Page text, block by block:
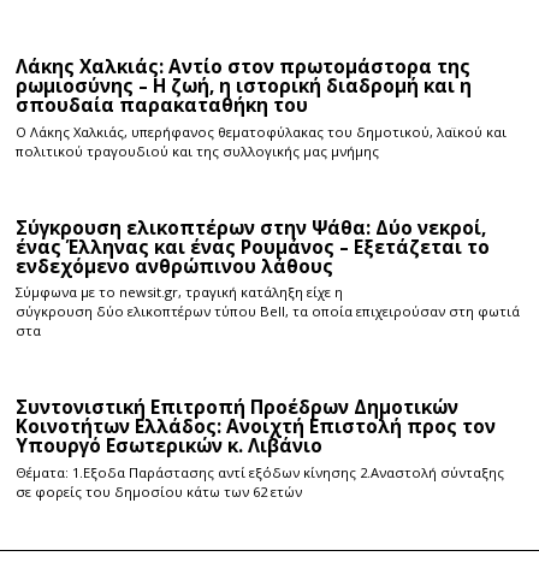
Λάκης Χαλκιάς: Αντίο στον πρωτομάστορα της
ρωμιοσύνης – Η ζωή, η ιστορική διαδρομή και η
σπουδαία παρακαταθήκη του
Ο Λάκης Χαλκιάς, υπερήφανος θεματοφύλακας του δημοτικού, λαϊκού και
πολιτικού τραγουδιού και της συλλογικής μας μνήμης
Σύγκρουση ελικοπτέρων στην Ψάθα: Δύο νεκροί,
ένας Έλληνας και ένας Ρουμάνος – Εξετάζεται το
ενδεχόμενο ανθρώπινου λάθους
Σύμφωνα με το newsit.gr, τραγική κατάληξη είχε η
σύγκρουση δύο ελικοπτέρων τύπου Bell, τα οποία επιχειρούσαν στη φωτιά
στα
Συντονιστική Επιτροπή Προέδρων Δημοτικών
Κοινοτήτων Ελλάδος: Ανοιχτή Επιστολή προς τον
Υπουργό Εσωτερικών κ. Λιβάνιο
Θέματα: 1.Εξοδα Παράστασης αντί εξόδων κίνησης 2.Αναστολή σύνταξης
σε φορείς του δημοσίου κάτω των 62 ετών